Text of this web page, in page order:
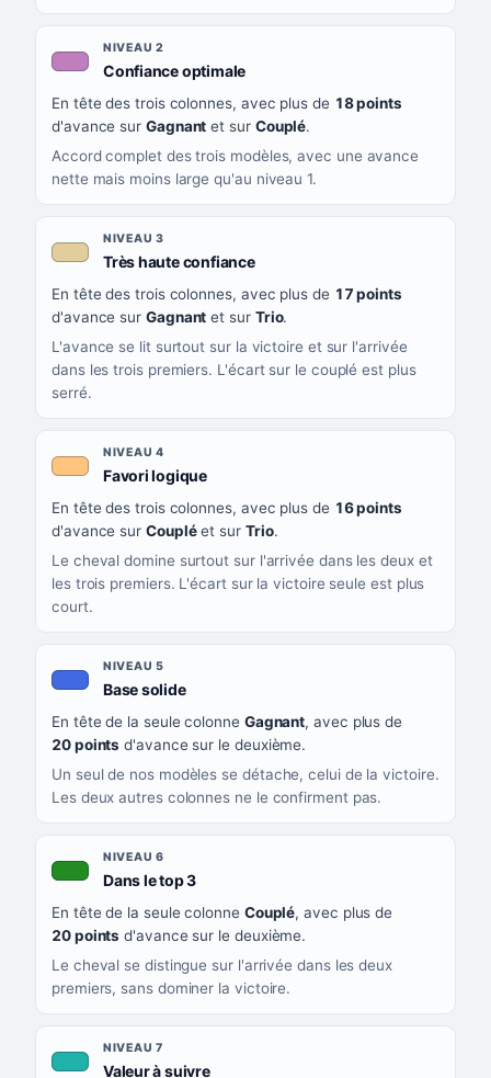
NIVEAU 2
Confiance optimale, couleur mauve
En tête des trois colonnes, avec plus de 18 points
d'avance sur Gagnant et sur Couplé.
Accord complet des trois modèles, avec une avance
nette mais moins large qu'au niveau 1.
NIVEAU 3
Très haute confiance, couleur beige
En tête des trois colonnes, avec plus de 17 points
d'avance sur Gagnant et sur Trio.
L'avance se lit surtout sur la victoire et sur l'arrivée
dans les trois premiers. L'écart sur le couplé est plus
serré.
NIVEAU 4
Favori logique, couleur orange clair
En tête des trois colonnes, avec plus de 16 points
d'avance sur Coupléet sur Trio.
Le cheval domine surtout sur l'arrivée dans les deux et
les trois premiers. L'écart sur la victoire seule est plus
court.
NIVEAU 5
Base solide, couleur bleu roi
En tête de la seule colonne Gagnant, avec plus de
20 points d'avance sur le deuxième.
Un seul de nos modèles se détache, celui de la victoire.
Les deux autres colonnes ne le confirment pas.
NIVEAU 6
Dans le top 3, couleur verte
En tête de la seule colonne Couplé, avec plus de
20 points d'avance sur le deuxième.
Le cheval se distingue sur l'arrivée dans les deux
premiers, sans dominer la victoire.
NIVEAU 7
Valeur à suivre, couleur turquoise